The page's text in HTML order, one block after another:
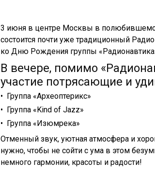
3 июня в центре Москвы в
состоится почти уже традиционный
ко Дню Рождения группы
В вечере, помимо
участие потрясающие и
Группа «Археоптерикс»
Группа «Kind of Jazz»
Группа «Изюмрека»
Отменный звук, уютная атмосфера и
нужно, чтобы не сойти с ума в этом
немного гармонии, красоты и радости!